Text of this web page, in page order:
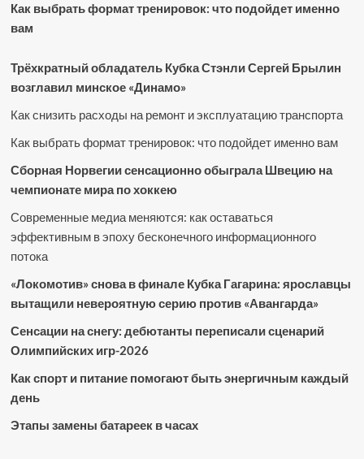
Как выбрать формат тренировок: что подойдет именно
вам
Трёхкратный обладатель Кубка Стэнли Сергей Брылин
возглавил минское «Динамо»
Как снизить расходы на ремонт и эксплуатацию транспорта
Как выбрать формат тренировок: что подойдет именно вам
Сборная Норвегии сенсационно обыграла Швецию на
чемпионате мира по хоккею
Современные медиа меняются: как оставаться
эффективным в эпоху бесконечного информационного
потока
«Локомотив» снова в финале Кубка Гагарина: ярославцы
вытащили невероятную серию против «Авангарда»
Сенсации на снегу: дебютанты переписали сценарий
Олимпийских игр-2026
Как спорт и питание помогают быть энергичным каждый
день
Этапы замены батареек в часах